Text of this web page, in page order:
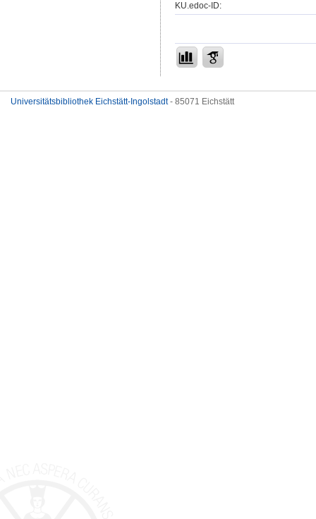
KU.edoc-ID:
Universitätsbibliothek Eichstätt-Ingolstadt- 85071 Eichstätt